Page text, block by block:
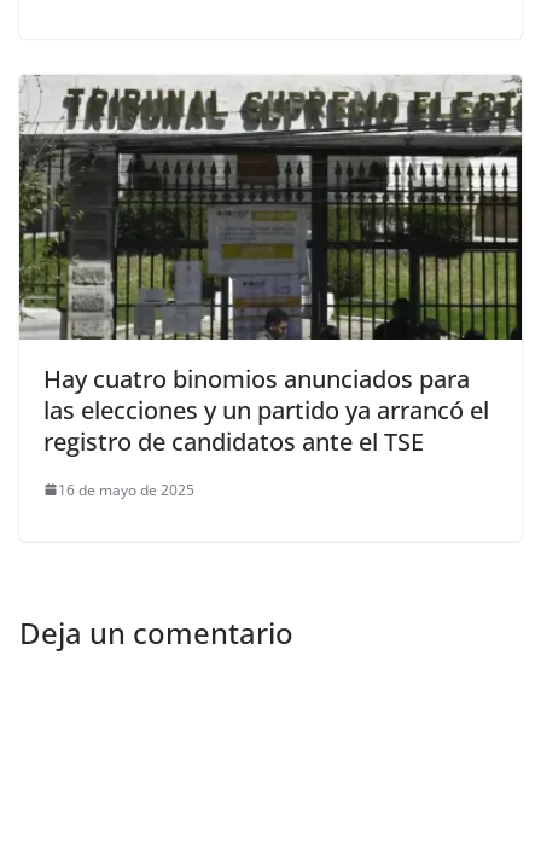
Hay cuatro binomios anunciados para
las elecciones y un partido ya arrancó el
registro de candidatos ante el TSE
16 de mayo de 2025
Deja un comentario